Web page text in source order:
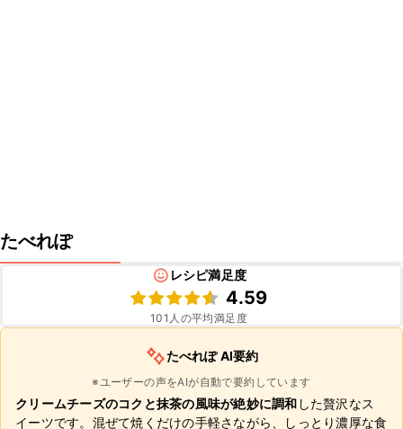
たべれぽ
レシピ満足度
4.59
101 人の平均満足度
たべれぽ AI要約
※ユーザーの声をAIが自動で要約しています
クリームチーズのコクと抹茶の風味が絶妙に調和 した贅沢なス
イーツです。混ぜて焼くだけの手軽さながら、しっとり濃厚な食